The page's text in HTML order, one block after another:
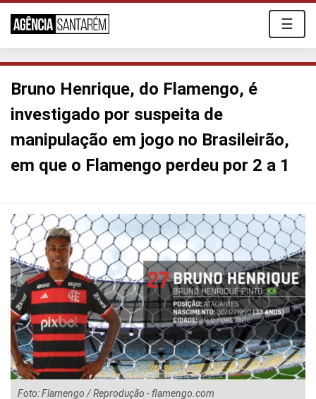
☰
Bruno Henrique, do Flamengo, é
investigado por suspeita de
manipulação em jogo no Brasileirão,
em que o Flamengo perdeu por 2 a 1
Foto: Flamengo / Reprodução - flamengo.com